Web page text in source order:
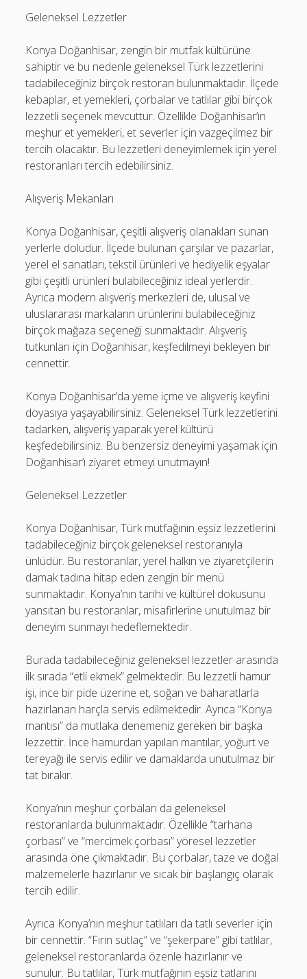
Geleneksel Lezzetler
Konya Doğanhisar, zengin bir mutfak kültürüne
sahiptir ve bu nedenle geleneksel Türk lezzetlerini
tadabileceğiniz birçok restoran bulunmaktadır. İlçede
kebaplar, et yemekleri, çorbalar ve tatlılar gibi birçok
lezzetli seçenek mevcuttur. Özellikle Doğanhisar’ın
meşhur et yemekleri, et severler için vazgeçilmez bir
tercih olacaktır. Bu lezzetleri deneyimlemek için yerel
restoranları tercih edebilirsiniz.
Alışveriş Mekanları
Konya Doğanhisar, çeşitli alışveriş olanakları sunan
yerlerle doludur. İlçede bulunan çarşılar ve pazarlar,
yerel el sanatları, tekstil ürünleri ve hediyelik eşyalar
gibi çeşitli ürünleri bulabileceğiniz ideal yerlerdir.
Ayrıca modern alışveriş merkezleri de, ulusal ve
uluslararası markaların ürünlerini bulabileceğiniz
birçok mağaza seçeneği sunmaktadır. Alışveriş
tutkunları için Doğanhisar, keşfedilmeyi bekleyen bir
cennettir.
Konya Doğanhisar’da yeme içme ve alışveriş keyfini
doyasıya yaşayabilirsiniz. Geleneksel Türk lezzetlerini
tadarken, alışveriş yaparak yerel kültürü
keşfedebilirsiniz. Bu benzersiz deneyimi yaşamak için
Doğanhisar’ı ziyaret etmeyi unutmayın!
Geleneksel Lezzetler
Konya Doğanhisar, Türk mutfağının eşsiz lezzetlerini
tadabileceğiniz birçok geleneksel restoranıyla
ünlüdür. Bu restoranlar, yerel halkın ve ziyaretçilerin
damak tadına hitap eden zengin bir menü
sunmaktadır. Konya’nın tarihi ve kültürel dokusunu
yansıtan bu restoranlar, misafirlerine unutulmaz bir
deneyim sunmayı hedeflemektedir.
Burada tadabileceğiniz geleneksel lezzetler arasında
ilk sırada “etli ekmek” gelmektedir. Bu lezzetli hamur
işi, ince bir pide üzerine et, soğan ve baharatlarla
hazırlanan harçla servis edilmektedir. Ayrıca “Konya
mantısı” da mutlaka denemeniz gereken bir başka
lezzettir. İnce hamurdan yapılan mantılar, yoğurt ve
tereyağı ile servis edilir ve damaklarda unutulmaz bir
tat bırakır.
Konya’nın meşhur çorbaları da geleneksel
restoranlarda bulunmaktadır. Özellikle “tarhana
çorbası” ve “mercimek çorbası” yöresel lezzetler
arasında öne çıkmaktadır. Bu çorbalar, taze ve doğal
malzemelerle hazırlanır ve sıcak bir başlangıç olarak
tercih edilir.
Ayrıca Konya’nın meşhur tatlıları da tatlı severler için
bir cennettir. “Fırın sütlaç” ve “şekerpare” gibi tatlılar,
geleneksel restoranlarda özenle hazırlanır ve
sunulur. Bu tatlılar, Türk mutfağının eşsiz tatlarını